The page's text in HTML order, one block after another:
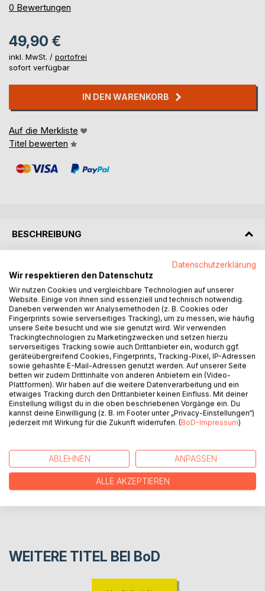
0%
0 Bewertungen
49,90 €
inkl. MwSt. / portofrei
sofort verfügbar
IN DEN WARENKORB
Auf die Merkliste
Titel bewerten
BESCHREIBUNG
findet die stellen in meinem buch, mit denen ihr etwas
anfangen könnt. wir lesen & schreiben nicht mehr in der
herkömmlichen weise. es gibt keinen tod des buches,
sondern eine neue art des lesens. in meinem buch gibt es
nichts zu verstehen, aber viel womit man etwas anfangen
kann. das buch ist kein wurzelbaum, sondern teil eines
rhizoms. die kombinationen, permutationen &
gebrauchsweisen sind dem buch nie immanent, sondern
hängen von seinen verbindungen mit diesem oder jenem
aussen ab. ja, nehmt was ihr wollt!
AUTOR/IN
WEITERE TITEL BEI BoD
Datenschutzerklärung
Wir respektieren den Datenschutz
Wir nutzen Cookies und vergleichbare Technologien auf unserer
Website. Einige von ihnen sind essenziell und technisch notwendig.
Daneben verwenden wir Analysemethoden (z. B. Cookies oder
Fingerprints sowie serverseitiges Tracking), um zu messen, wie häufig
unsere Seite besucht und wie sie genutzt wird. Wir verwenden
Trackingtechnologien zu Marketingzwecken und setzen hierzu
serverseitiges Tracking sowie auch Drittanbieter ein, wodurch ggf.
geräteübergreifend Cookies, Fingerprints, Tracking-Pixel, IP-Adressen
sowie gehashte E-Mail-Adressen genutzt werden. Auf unserer Seite
betten wir zudem Drittinhalte von anderen Anbietern ein (Video-
Plattformen). Wir haben auf die weitere Datenverarbeitung und ein
etwaiges Tracking durch den Drittanbieter keinen Einfluss. Mit deiner
Einstellung willigst du in die oben beschriebenen Vorgänge ein. Du
kannst deine Einwilligung (z. B. im Footer unter „Privacy-Einstellungen“)
jederzeit mit Wirkung für die Zukunft widerrufen. (BoD-Impressum)
ABLEHNEN ANPASSEN
ALLE AKZEPTIEREN